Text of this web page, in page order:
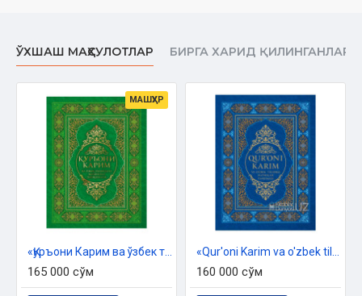
ЎХШАШ МАҲСУЛОТЛАР БИРГА ХАРИД ҚИЛИНГАНЛАР
МАШҲУР
165 000 сўм 160 000 сўм